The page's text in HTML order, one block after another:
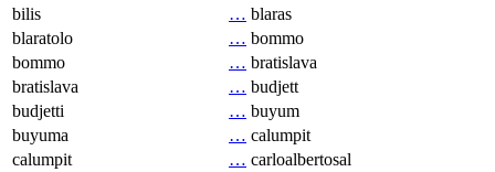
bilis
… blaras
blaratolo
… bommo
bommo
… bratislava
bratislava
… budjett
budjetti
… buyum
buyuma
… calumpit
calumpit
… carloalbertosal